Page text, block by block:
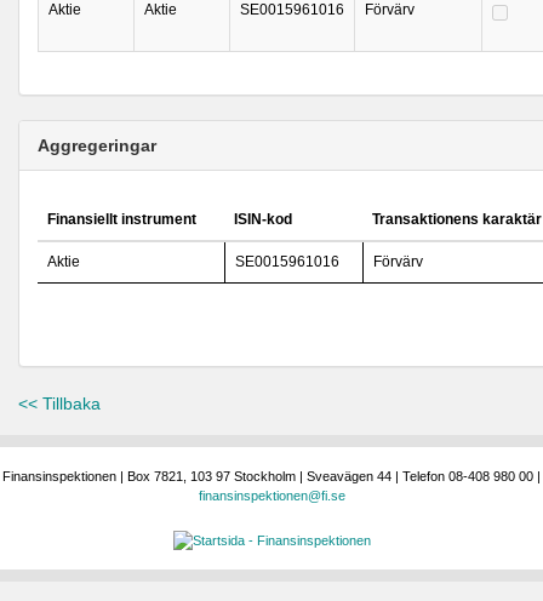
Aktie Aktie SE0015961016 Förvärv
Aggregeringar
Finansiellt instrument ISIN-kod Transaktionens karaktär
Aktie SE0015961016 Förvärv
<< Tillbaka
Finansinspektionen | Box 7821, 103 97 Stockholm | Sveavägen 44 | Telefon 08-408 980 00 |
finansinspektionen@fi.se